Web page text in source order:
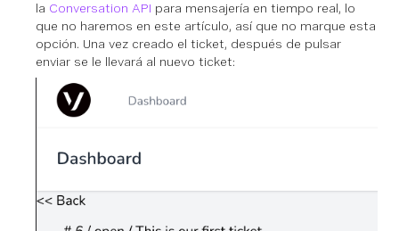
la Conversation API para mensajería en tiempo real, lo
que no haremos en este artículo, así que no marque esta
opción. Una vez creado el ticket, después de pulsar
enviar se le llevará al nuevo ticket: